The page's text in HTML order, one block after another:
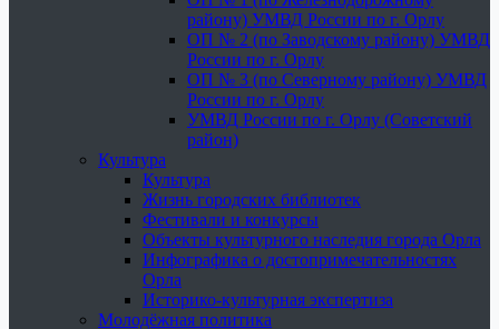
району) УМВД России по г. Орлу
ОП № 2 (по Заводскому району) УМВД
России по г. Орлу
ОП № 3 (по Северному району) УМВД
России по г. Орлу
УМВД России по г. Орлу (Советский
район)
Культура
Культура
Жизнь городских библиотек
Фестивали и конкурсы
Объекты культурного наследия города Орла
Инфографика о достопримечательностях
Орла
Историко-культурная экспертиза
Молодёжная политика